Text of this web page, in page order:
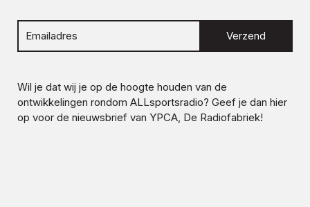
Verzend
Wil je dat wij je op de hoogte houden van de
ontwikkelingen rondom ALLsportsradio? Geef je dan hier
op voor de nieuwsbrief van YPCA, De Radiofabriek!